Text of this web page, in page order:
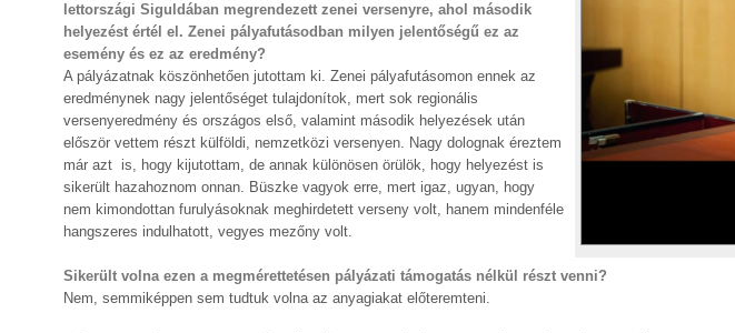
lettországi Siguldában megrendezett zenei versenyre, ahol második
helyezést értél el. Zenei pályafutásodban milyen jelentőségű ez az
esemény és ez az eredmény?
A pályázatnak köszönhetően jutottam ki. Zenei pályafutásomon ennek az
eredménynek nagy jelentőséget tulajdonítok, mert sok regionális
versenyeredmény és országos első, valamint második helyezések után
először vettem részt külföldi, nemzetközi versenyen. Nagy dolognak éreztem
már azt is, hogy kijutottam, de annak különösen örülök, hogy helyezést is
sikerült hazahoznom onnan. Büszke vagyok erre, mert igaz, ugyan, hogy
nem kimondottan furulyásoknak meghirdetett verseny volt, hanem mindenféle
hangszeres indulhatott, vegyes mezőny volt.
Sikerült volna ezen a megmérettetésen pályázati támogatás nélkül részt venni?
Nem, semmiképpen sem tudtuk volna az anyagiakat előteremteni.